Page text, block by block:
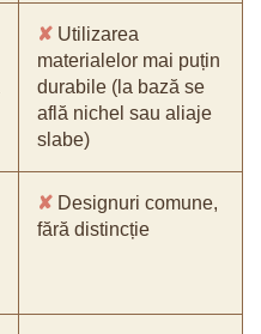
✘ Utilizarea
materialelor mai puțin
durabile (la bază se
află nichel sau aliaje
slabe)
✘ Designuri comune,
fără distincție